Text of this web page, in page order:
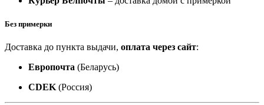
Без примерки
Доставка до пункта выдачи, оплата через сайт:
Европочта (Беларусь)
CDEK (Россия)